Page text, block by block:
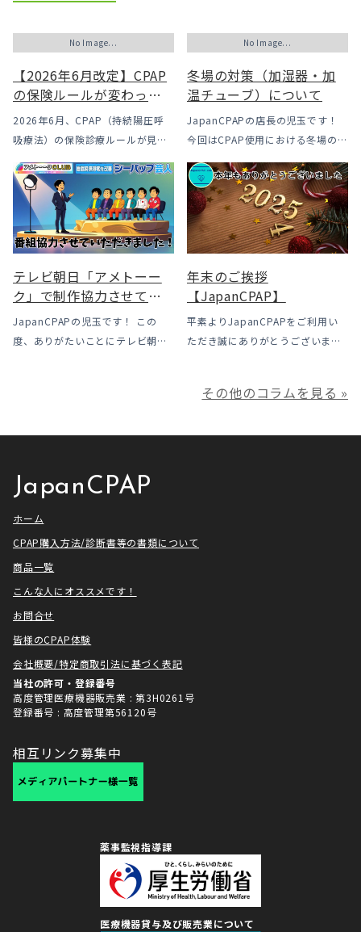
No Image...
【2026年6月改定】CPAP
の保険ルールが変わった
｜CPAPが使えなくなるか
も？変更のメリット・デ
う選択肢
2026年6月、CPAP（持続陽圧呼
吸療法）の保険診療ルールが見直
ルは下がった一方で、「続ける」
ための条件はこれまでより厳しく
なっています。この記事では、何
がどう変わったのかを患者様の立
場で […]
No Image...
冬場の対策（加湿器・加
温チューブ）について
JapanCPAPの店長の児玉です！
今回はCPAP使用における冬場のよ
露」についてのお話をさせて頂き
ます。 我々の拠点の北陸はCPAP
使用時に「乾燥・寒さ・結露」が
起こりやすい地域です、その […]
テレビ朝日「アメトーー
ク」で制作協力させてい
ただきました
JapanCPAPの児玉です！ この
度、ありがたいことにテレビ朝日
ク様は長い歴史があり、私も大
年末のご挨拶
【JapanCPAP】
平素よりJapanCPAPをご利用い
ただき誠にありがとうございま
利用いただき本当にありがとうご
満足いただけるサービスを提供さ
その他のコラムを見る »
JapanCPAP
ホーム
CPAP購入方法/診断書等の書類について
商品一覧
こんな人にオススメです！
お問合せ
皆様のCPAP体験
会社概要/特定商取引法に基づく表記
当社の許可・登録番号
高度管理医療機器販売業 : 第3H0261号
登録番号 : 高度管理第56120号
相互リンク募集中
薬事監視指導課
医療機器貸与及び販売業について